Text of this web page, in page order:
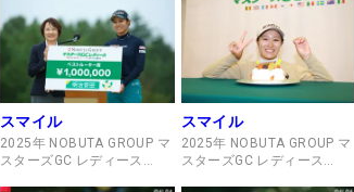
スマイル
2025年 NOBUTA GROUP マ
スターズGC レディース
スマイル
2025年 NOBUTA GROUP マ
スターズGC レディース